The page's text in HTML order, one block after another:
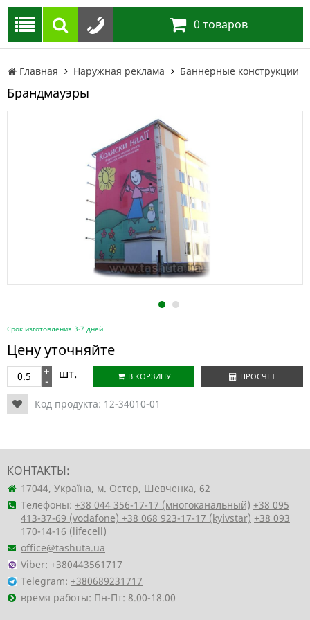
0 товаров
Главная Наружная реклама Баннерные конструкции
Брандмауэры
1 2
Срок изготовления 3-7 дней
Цену уточняйте
+
- шт. В КОРЗИНУ ПРОСЧЕТ
Код продукта: 12-34010-01
КОНТАКТЫ:
17044, Україна, м. Остер, Шевченка, 62
Телефоны: +38 044 356-17-17 (многоканальный) +38 095
413-37-69 (vodafone) +38 068 923-17-17 (kyivstar) +38 093
170-14-16 (lifecell)
office@tashuta.ua
Viber: +380443561717
Telegram: +380689231717
время работы: Пн-Пт: 8.00-18.00